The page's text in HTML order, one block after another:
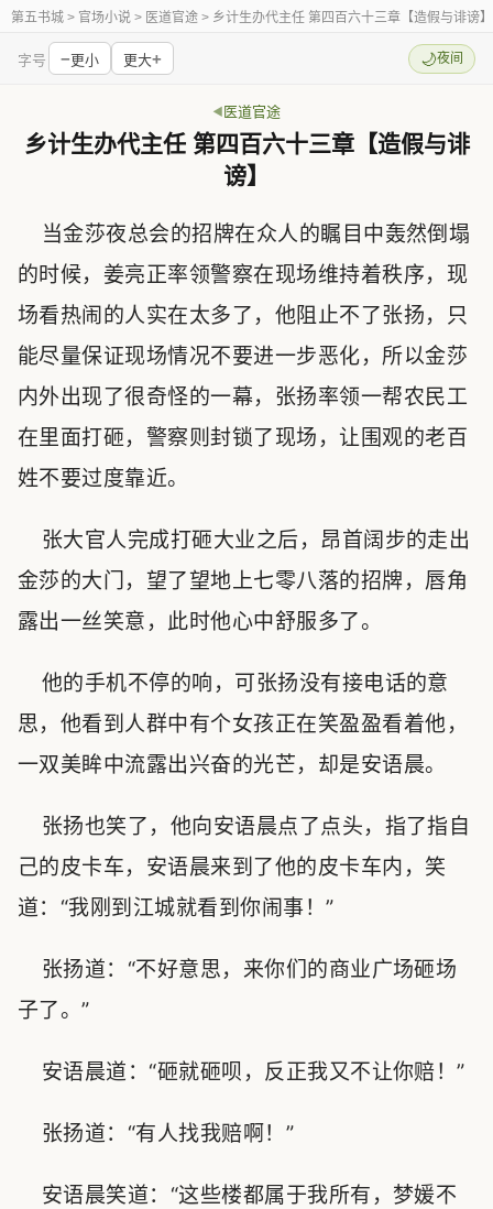
第五书城 > 官场小说 > 医道官途 > 乡计生办代主任 第四百六十三章【造假与诽谤】
字号 −更小 更大+ 🌙夜间
医道官途
乡计生办代主任 第四百六十三章【造假与诽
谤】
当金莎夜总会的招牌在众人的瞩目中轰然倒塌
的时候，姜亮正率领警察在现场维持着秩序，现
场看热闹的人实在太多了，他阻止不了张扬，只
能尽量保证现场情况不要进一步恶化，所以金莎
内外出现了很奇怪的一幕，张扬率领一帮农民工
在里面打砸，警察则封锁了现场，让围观的老百
姓不要过度靠近。
张大官人完成打砸大业之后，昂首阔步的走出
金莎的大门，望了望地上七零八落的招牌，唇角
露出一丝笑意，此时他心中舒服多了。
他的手机不停的响，可张扬没有接电话的意
思，他看到人群中有个女孩正在笑盈盈看着他，
一双美眸中流露出兴奋的光芒，却是安语晨。
张扬也笑了，他向安语晨点了点头，指了指自
己的皮卡车，安语晨来到了他的皮卡车内，笑
道：“我刚到江城就看到你闹事！”
张扬道：“不好意思，来你们的商业广场砸场
子了。”
安语晨道：“砸就砸呗，反正我又不让你赔！”
张扬道：“有人找我赔啊！”
安语晨笑道：“这些楼都属于我所有，梦媛不